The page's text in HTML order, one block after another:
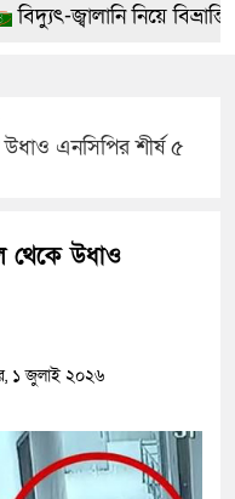
জ্বালানি নিয়ে বিভ্রান্তি
কোনো দলের বা গোষ্ঠীর
সাতজনকে হত্যার
এনসিপির শীর্ষ ৫
থেকে উধাও
১ জুলাই ২০২৬